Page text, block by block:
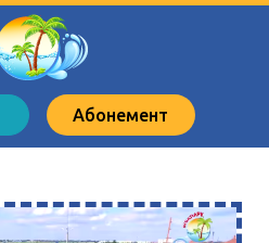
Абонемент